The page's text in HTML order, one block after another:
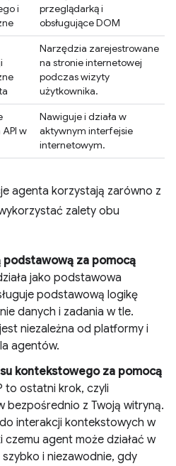
i
przeglądarką i
obsługujące DOM
Narzędzia zarejestrowane
na stronie internetowej
podczas wizyty
użytkownika.
w
Nawiguje i działa w
aktywnym interfejsie
internetowym.
agenta korzystają zarówno z
zalety obu
podstawową za pomocą
jako podstawowa
podstawową logikę
danych i zadania w tle.
niezależna od platformy i
agentów.
kontekstowego za pomocą
to ostatni krok, czyli
bezpośrednio z Twoją witryną.
interakcji kontekstowych w
agent może działać w
i niezawodnie, gdy